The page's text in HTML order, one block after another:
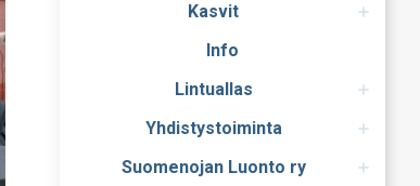
Kasvit
Info
Lintuallas
Yhdistystoiminta
Suomenojan Luonto ry